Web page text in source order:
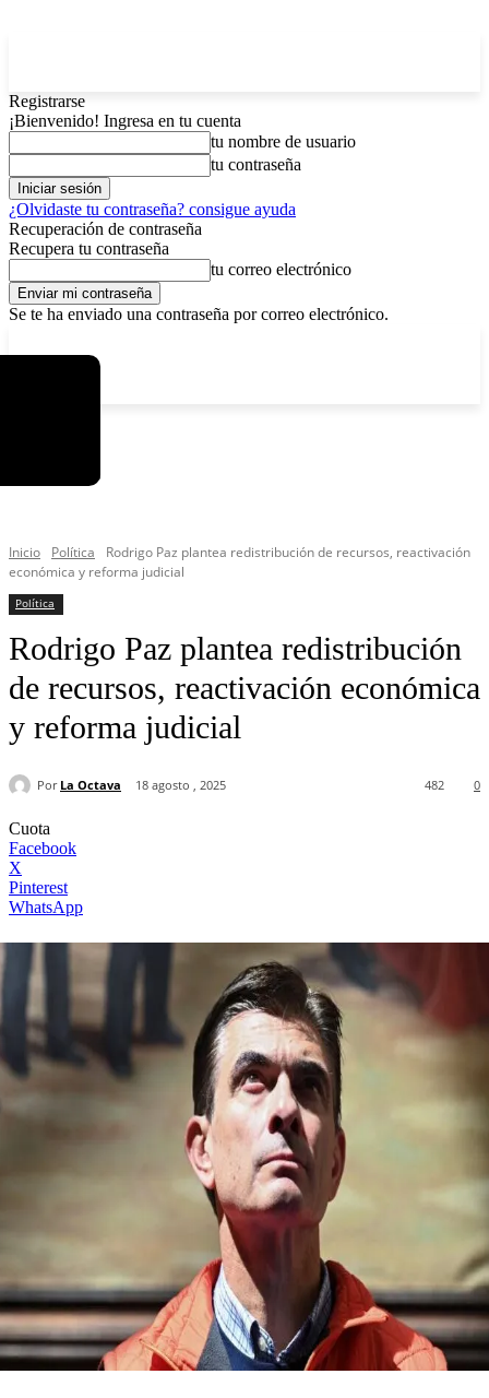
Registrarse
¡Bienvenido! Ingresa en tu cuenta
tu nombre de usuario
tu contraseña
¿Olvidaste tu contraseña? consigue ayuda
Recuperación de contraseña
Recupera tu contraseña
tu correo electrónico
Se te ha enviado una contraseña por correo electrónico.
Inicio Política
Rodrigo Paz plantea redistribución de recursos, reactivación
económica y reforma judicial
Política
Rodrigo Paz plantea redistribución
de recursos, reactivación económica
y reforma judicial
Por La Octava 18 agosto , 2025 0
482
Cuota
Facebook
X
Pinterest
WhatsApp